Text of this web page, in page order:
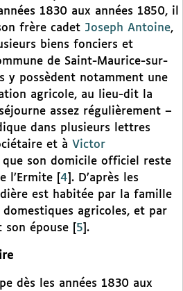
1830 aux années 1850, il
frère cadet Joseph Antoine,
biens fonciers et
de Saint-Maurice-sur-
y possèdent notamment une
agricole, au lieu-dit la
assez régulièrement –
dans plusieurs lettres
et à Victor
son domicile officiel reste
l’Ermite
4 . D’après les
est habitée par la famille
domestiques agricoles, et par
épouse
5 .
dès les années 1830 aux